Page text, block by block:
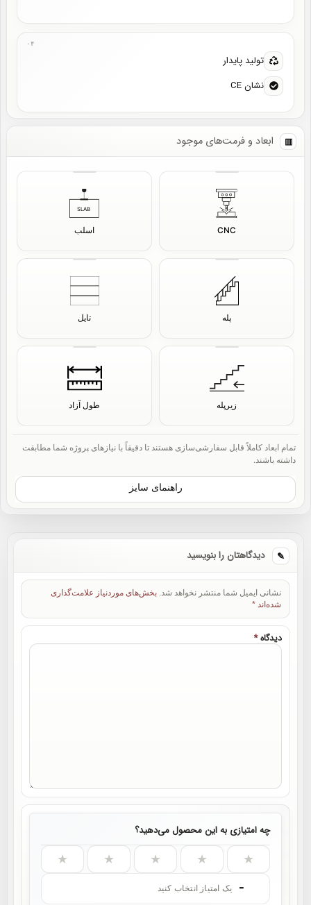
تولید پایدار
نشان CE
ابعاد و فرمت‌های موجود
CNC اسلب
پله تایل
زیرپله طول آزاد
تمام ابعاد کاملاً قابل سفارشی‌سازی هستند تا دقیقاً با نیازهای پروژه شما مطابقت
داشته باشند.
راهنمای سایز
دیدگاهتان را بنویسید
نشانی ایمیل شما منتشر نخواهد شد. بخش‌های موردنیاز علامت‌گذاری
شده‌اند *
دیدگاه*
چه امتیازی به این محصول می‌دهید؟
★
★
★
★
★
- یک امتیاز انتخاب کنید